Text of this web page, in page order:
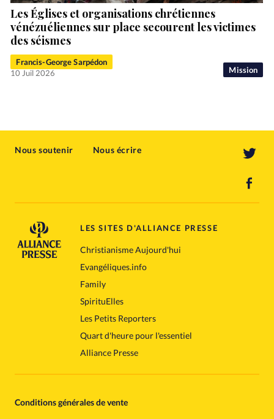
Mission
Les Églises et organisations chrétiennes
vénézuéliennes sur place secourent les victimes
des séismes
Francis-George Sarpédon
10 Juil 2026
Nous soutenir Nous écrire
LES SITES D'ALLIANCE PRESSE
Christianisme Aujourd'hui
Evangéliques.info
Family
SpirituElles
Les Petits Reporters
Quart d'heure pour l'essentiel
Alliance Presse
Conditions générales de vente